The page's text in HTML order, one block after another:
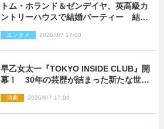
トム・ホランド＆ゼンデイヤ、英高級カ
ントリーハウスで結婚パーティー 結婚
エンタメ 2026/8/7 17:00
早乙女太一『TOKYO INSIDE CLUB』開
幕！ 30年の芸歴が詰まった新たな世界
演劇 2026/8/7 17:00